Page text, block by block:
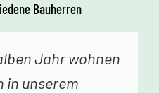
Bauherren
wir den
Traumhaus.